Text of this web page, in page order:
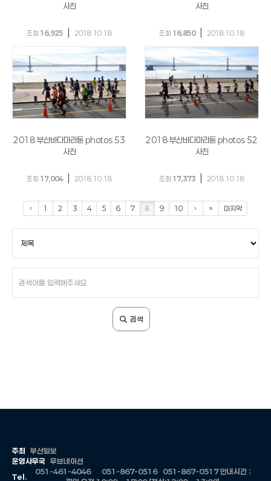
사진
조회 16,925 2018.10.18
사진
조회 16,850 2018.10.18
2018 부산바다마라톤 photos 53
사진
조회 17,004 2018.10.18
2018 부산바다마라톤 photos 52
사진
조회 17,373 2018.10.18
‹ 1 2 3 4 5 6 7 8 9 10 › » 마지막
조
어
력
검색
주최
부산일보
운영사무국
무브네이션
Tel.
051-461-4046 051-867-0516 051-867-0517안내시간 :